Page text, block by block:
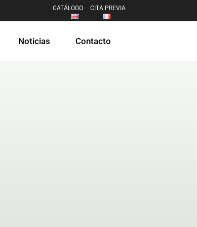
CATÁLOGO CITA PREVIA
Noticias Contacto